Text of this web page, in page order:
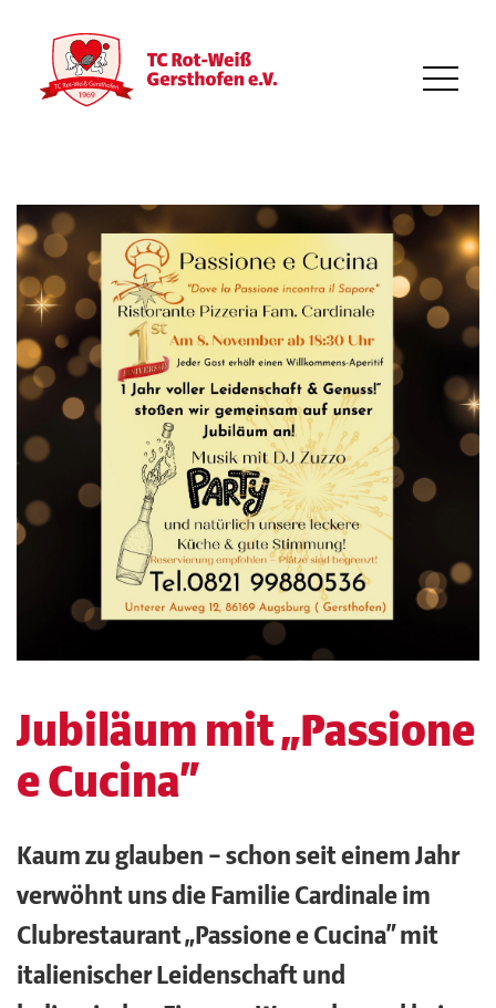
Jubiläum mit „Passione
e Cucina“
Kaum zu glauben – schon seit einem Jahr
verwöhnt uns die Familie Cardinale im
Clubrestaurant „Passione e Cucina” mit
italienischer Leidenschaft und